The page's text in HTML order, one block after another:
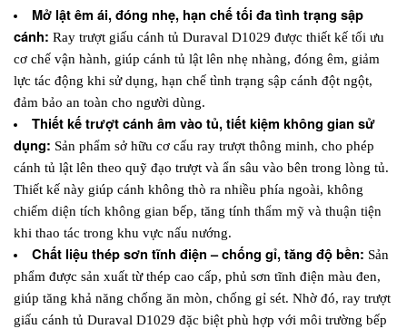
Mở lật êm ái, đóng nhẹ, hạn chế tối đa tình trạng sập
cánh: Ray trượt giấu cánh tủ Duraval D1029 được thiết kế tối ưu
cơ chế vận hành, giúp cánh tủ lật lên nhẹ nhàng, đóng êm, giảm
lực tác động khi sử dụng, hạn chế tình trạng sập cánh đột ngột,
đảm bảo an toàn cho người dùng.
Thiết kế trượt cánh âm vào tủ, tiết kiệm không gian sử
dụng: Sản phẩm sở hữu cơ cấu ray trượt thông minh, cho phép
cánh tủ lật lên theo quỹ đạo trượt và ẩn sâu vào bên trong lòng tủ.
Thiết kế này giúp cánh không thò ra nhiều phía ngoài, không
chiếm diện tích không gian bếp, tăng tính thẩm mỹ và thuận tiện
khi thao tác trong khu vực nấu nướng.
Chất liệu thép sơn tĩnh điện – chống gỉ, tăng độ bền: Sản
phẩm được sản xuất từ thép cao cấp, phủ sơn tĩnh điện màu đen,
giúp tăng khả năng chống ăn mòn, chống gỉ sét. Nhờ đó, ray trượt
giấu cánh tủ Duraval D1029 đặc biệt phù hợp với môi trường bếp